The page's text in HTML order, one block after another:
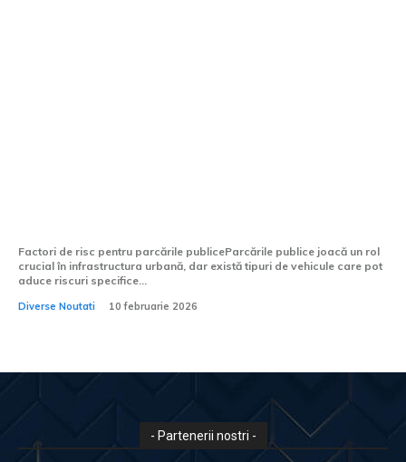
Factori de risc pentru parcările publiceParcările publice joacă un rol
crucial în infrastructura urbană, dar există tipuri de vehicule care pot
aduce riscuri specifice...
Diverse Noutati 10 februarie 2026
- Partenerii nostri -